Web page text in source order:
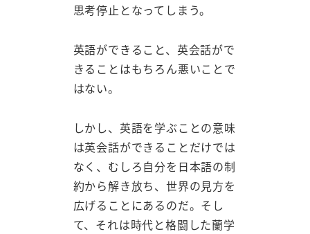
思考停止となってしまう。
英語ができること、英会話がで
きることはもちろん悪いことで
はない。
しかし、英語を学ぶことの意味
は英会話ができることだけでは
なく、むしろ自分を日本語の制
約から解き放ち、世界の見方を
広げることにあるのだ。そし
て、それは時代と格闘した蘭学